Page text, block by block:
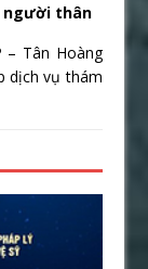
người thân
Tân Hoàng
dịch vụ thám